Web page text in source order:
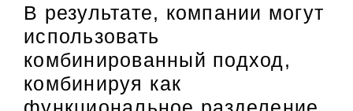
В результате, компании могут
использовать
комбинированный подход,
комбинируя как